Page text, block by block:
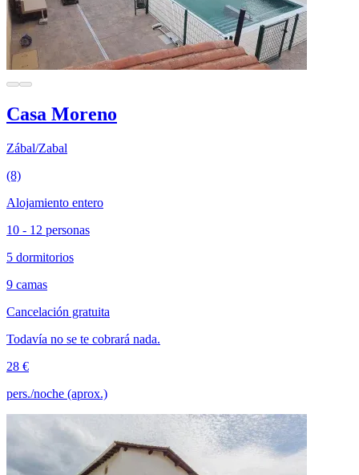
Casa Moreno
Zábal/Zabal
(8)
Alojamiento entero
10 - 12 personas
5 dormitorios
9 camas
Cancelación gratuita
Todavía no se te cobrará nada.
28 €
pers./noche (aprox.)